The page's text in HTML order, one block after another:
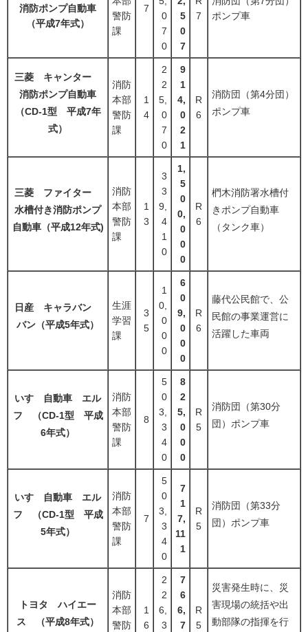
消防ポンプ自動車
（平成7年式）
警防
課
7
0
7
0
5
0
7
7
ポンプ車
三菱 キャンター
消防ポンプ自動車
（CD-1型 平成7年
式）
消防
本部
警防
課
1
4
2
2
5,
0
7
0
9
1
4,
0
2
1
R
6
消防団（第4分団）
ポンプ車
三菱 ファイター
水槽付き消防ポンプ
自動車（平成12年式)
消防
本部
警防
課
1
3
3
3
9,
4
1
0
1,
5
0
0,
0
0
0
R
6
椚木消防署水槽付
きポンプ自動車
（タンク車）
日産 キャラバン
バン（平成5年式）
生涯
学習
課
3
5
1
0,
0
0
0
6
0
9,
0
0
0
R
6
藤代公民館で、公
民館の事業運営に
活躍した車両
いすゞ自動車 エル
フ （CD-1型 平成
6年式）
消防
本部
警防
課
8
5
0
3,
3
4
0
8
2
5,
0
0
0
R
5
消防団（第30分
団）ポンプ車
いすゞ自動車 エル
フ （CD-1型 平成
5年式）
消防
本部
警防
課
7
5
0
3,
3
4
0
7
1
7,
11
1
R
5
消防団（第33分
団）ポンプ車
トヨタ ハイエー
ス （平成8年式）
消防
本部
警防
1
6
2
2
6,
3
7
6
6,
7
R
5
災害発生時に、災
害現場の統括や出
動部隊の指揮を行